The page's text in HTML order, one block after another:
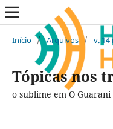
Início / Arquivos / v. 14
Tópicas nos
o sublime em O